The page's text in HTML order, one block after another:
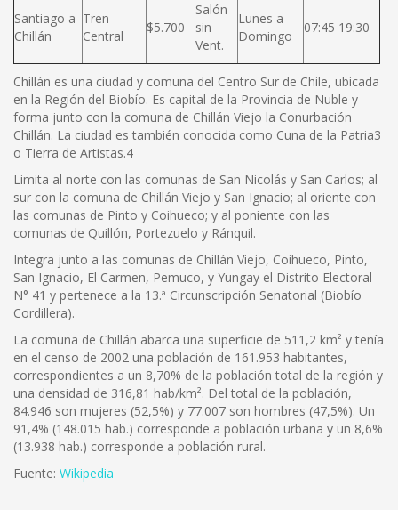
Santiago a
Chillán
Tren
Central
$5.700
Salón
sin
Vent.
Lunes a
Domingo
07:45 19:30
Chillán es una ciudad y comuna del Centro Sur de Chile, ubicada
en la Región del Biobío. Es capital de la Provincia de Ñuble y
forma junto con la comuna de Chillán Viejo la Conurbación
Chillán. La ciudad es también conocida como Cuna de la Patria3
o Tierra de Artistas.4
Limita al norte con las comunas de San Nicolás y San Carlos; al
sur con la comuna de Chillán Viejo y San Ignacio; al oriente con
las comunas de Pinto y Coihueco; y al poniente con las
comunas de Quillón, Portezuelo y Ránquil.
Integra junto a las comunas de Chillán Viejo, Coihueco, Pinto,
San Ignacio, El Carmen, Pemuco, y Yungay el Distrito Electoral
N° 41 y pertenece a la 13.ª Circunscripción Senatorial (Biobío
Cordillera).
La comuna de Chillán abarca una superficie de 511,2 km² y tenía
en el censo de 2002 una población de 161.953 habitantes,
correspondientes a un 8,70% de la población total de la región y
una densidad de 316,81 hab/km². Del total de la población,
84.946 son mujeres (52,5%) y 77.007 son hombres (47,5%). Un
91,4% (148.015 hab.) corresponde a población urbana y un 8,6%
(13.938 hab.) corresponde a población rural.
Fuente: Wikipedia